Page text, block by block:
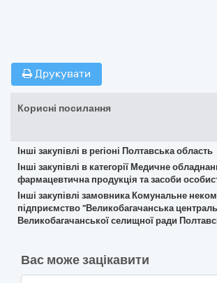
Друкувати
Корисні посилання
Інші закупівлі в регіоні Полтавська область
Інші закупівлі в категорії Медичне
фармацевтична продукція та засоби
Інші закупівлі замовника Комунальне
підприємство "Великобагачанська
Великобагачанської селищної ради
Вас може зацікавити